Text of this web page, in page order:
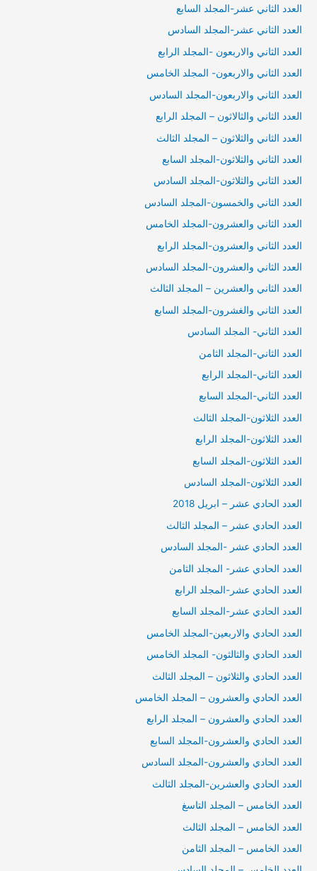
العدد الثاني عشر-المجلد السابع
العدد الثاني عشر-المجلد السادس
العدد الثاني والاربعون -المجلد الرابع
العدد الثاني والاربعون- المجلد الخامس
العدد الثاني والاربعون-المجلد السادس
العدد الثاني والثالاثون – المجلد الرابع
العدد الثاني والثلاثون – المجلد الثالث
العدد الثاني والثلاثون-المجلد السابع
العدد الثاني والثلاثون-المجلد السادس
العدد الثاني والخمسون-المجلد السادس
العدد الثاني والعشرون-المجلد الخامس
العدد الثاني والعشرون-المجلد الرابع
العدد الثاني والعشرون-المجلد السادس
العدد الثاني والعشرين – المجلد الثالث
العدد الثاني والغشرون-المجلد السابع
العدد الثاني- المجلد السادس
العدد الثاني-المجلد الثامن
العدد الثاني-المجلد الرابع
العدد الثاني-المجلد السابع
العدد الثلاثون-المجلد الثالث
العدد الثلاثون-المجلد الرابع
العدد الثلاثون-المجلد السابع
العدد الثلاثون-المجلد السادس
العدد الحادي عشر – ابريل 2018
العدد الحادي عشر – المجلد الثالث
العدد الحادي عشر -المجلد السادس
العدد الحادي عشر- المجلد الثامن
العدد الحادي عشر-المجلد الرابع
العدد الحادي عشر-المجلد السابع
العدد الحادي والاربعين-المجلد الخامس
العدد الحادي والثالثون- المجلد الخامس
العدد الحادي والثلاثون – المجلد الثالث
العدد الحادي والعشرون – المجلد الخامس
العدد الحادي والعشرون – المجلد الرابع
العدد الحادي والعشرون-المجلد السابع
العدد الحادي والعشرون-المجلد السادس
العدد الحادي والعشرين-المجلد الثالث
العدد الخامس – المجلد التاسغ
العدد الخامس – المجلد الثالث
العدد الخامس – المجلد الثامن